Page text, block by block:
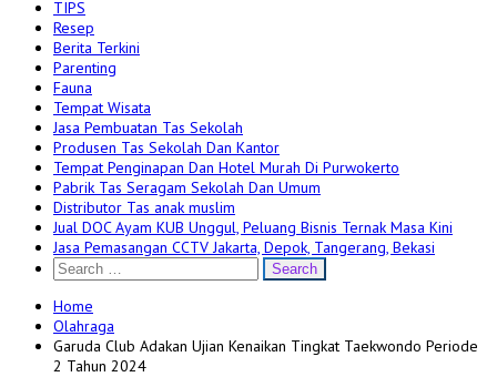
TIPS
Resep
Berita Terkini
Parenting
Fauna
Tempat Wisata
Jasa Pembuatan Tas Sekolah
Produsen Tas Sekolah Dan Kantor
Tempat Penginapan Dan Hotel Murah Di Purwokerto
Pabrik Tas Seragam Sekolah Dan Umum
Distributor Tas anak muslim
Jual DOC Ayam KUB Unggul, Peluang Bisnis Ternak Masa Kini
Jasa Pemasangan CCTV Jakarta, Depok, Tangerang, Bekasi
Search
for:
Home
Olahraga
Garuda Club Adakan Ujian Kenaikan Tingkat Taekwondo Periode
2 Tahun 2024